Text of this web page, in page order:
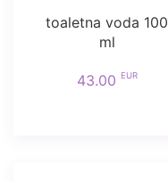
toaletna voda 100
ml
43.00 EUR